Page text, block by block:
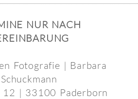
NUR NACH
Fotografie | Barbara
Schuckmann
12 | 33100 Paderborn